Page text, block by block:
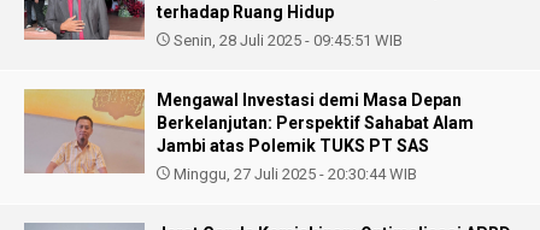
terhadap Ruang Hidup
Senin, 28 Juli 2025 - 09:45:51 WIB
Mengawal Investasi demi Masa Depan
Berkelanjutan: Perspektif Sahabat Alam
Jambi atas Polemik TUKS PT SAS
Minggu, 27 Juli 2025 - 20:30:44 WIB